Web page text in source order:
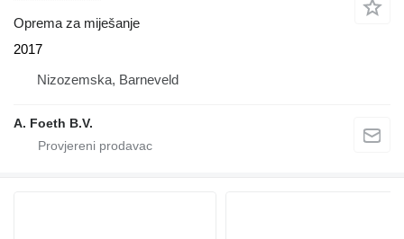
Oprema za miješanje
2017
Nizozemska, Barneveld
A. Foeth B.V.